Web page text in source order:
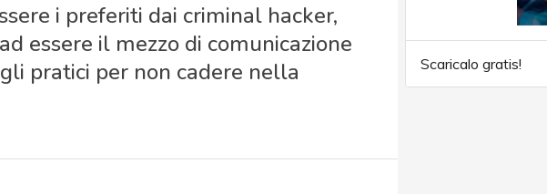
i preferiti dai criminal hacker,
essere il mezzo di comunicazione
pratici per non cadere nella
Scaricalo gratis!